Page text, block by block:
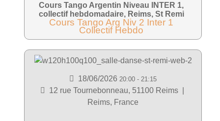
Cours Tango Argentin Niveau INTER 1,
collectif hebdomadaire, Reims, St Remi
Cours Tango Arg Niv 2 Inter 1
Collectif Hebdo
18/06/2026 20:00 - 21:15
12 rue Tournebonneau, 51100 Reims
Reims, France